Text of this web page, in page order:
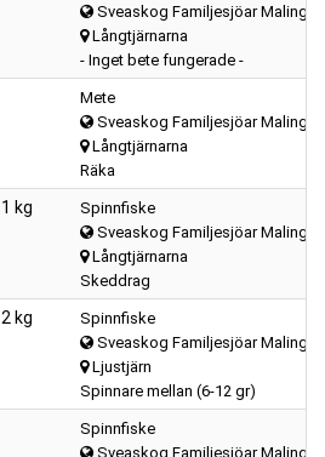
Sveaskog Familjesjöar
Långtjärnarna
- Inget bete fungerade -
Mete
Sveaskog Familjesjöar
Långtjärnarna
Räka
1 kg
Spinnfiske
Sveaskog Familjesjöar
Långtjärnarna
Skeddrag
2 kg
Spinnfiske
Sveaskog Familjesjöar
Ljustjärn
Spinnare mellan (6-12 gr)
Spinnfiske
Sveaskog Familjesjöar